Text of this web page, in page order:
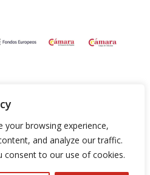
your browsing experience,
and analyze our traffic.
consent to our use of cookies.
Alojado en
•Aviso Legal•Política de
Medio Ambiente y PRL•
en Accidentes Graves